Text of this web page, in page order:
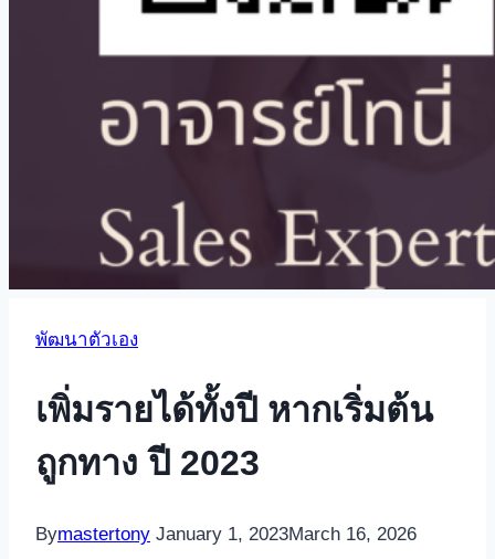
พัฒนาตัวเอง
เพิ่มรายได้ทั้งปี หากเริ่มต้น
ถูกทาง ปี 2023
Bymastertony January 1, 2023March 16, 2026